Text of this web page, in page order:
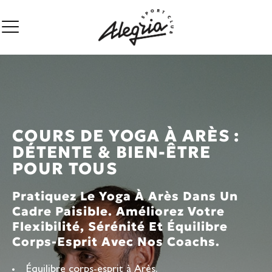
COURS DE YOGA À ARÈS :
DÉTENTE & BIEN-ÊTRE
POUR TOUS
Pratiquez Le Yoga À Arès Dans Un
Cadre Paisible. Améliorez Votre
Flexibilité, Sérénité Et Équilibre
Corps-Esprit Avec Nos Coachs.